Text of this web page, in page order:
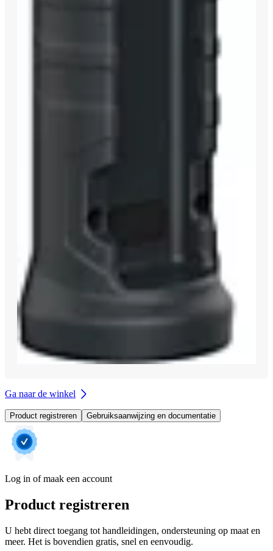
Ga naar de winkel
Product registreren Gebruiksaanwijzing en documentatie
Log in of maak een account
Product registreren
U hebt direct toegang tot handleidingen, ondersteuning op maat en
meer. Het is bovendien gratis, snel en eenvoudig.